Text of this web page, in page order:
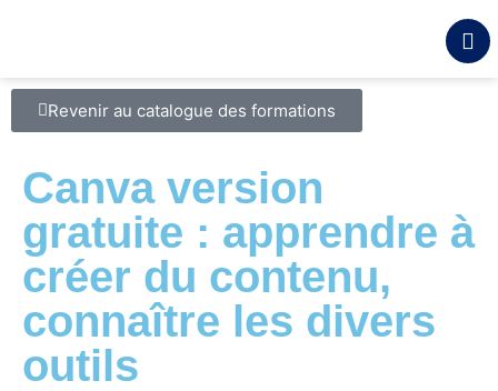
Revenir au catalogue des formations
Canva version
gratuite : apprendre à
créer du contenu,
connaître les divers
outils